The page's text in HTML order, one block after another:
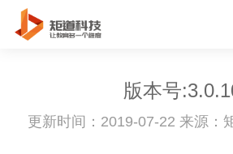
版本号
更新时间：2019-07-22 来源：